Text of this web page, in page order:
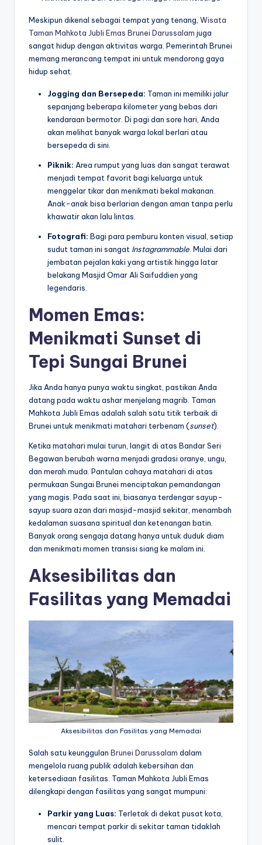
Meskipun dikenal sebagai tempat yang tenang, Wisata
Taman Mahkota Jubli Emas Brunei Darussalam juga
sangat hidup dengan aktivitas warga. Pemerintah Brunei
memang merancang tempat ini untuk mendorong gaya
hidup sehat.
Jogging dan Bersepeda: Taman ini memiliki jalur
sepanjang beberapa kilometer yang bebas dari
kendaraan bermotor. Di pagi dan sore hari, Anda
akan melihat banyak warga lokal berlari atau
bersepeda di sini.
Piknik: Area rumput yang luas dan sangat terawat
menjadi tempat favorit bagi keluarga untuk
menggelar tikar dan menikmati bekal makanan.
Anak-anak bisa berlarian dengan aman tanpa perlu
khawatir akan lalu lintas.
Fotografi: Bagi para pemburu konten visual, setiap
sudut taman ini sangat Instagrammable . Mulai dari
jembatan pejalan kaki yang artistik hingga latar
belakang Masjid Omar Ali Saifuddien yang
legendaris.
Momen Emas:
Menikmati Sunset di
Tepi Sungai Brunei
Jika Anda hanya punya waktu singkat, pastikan Anda
datang pada waktu ashar menjelang magrib. Taman
Mahkota Jubli Emas adalah salah satu titik terbaik di
Brunei untuk menikmati matahari terbenam (sunset).
Ketika matahari mulai turun, langit di atas Bandar Seri
Begawan berubah warna menjadi gradasi oranye, ungu,
dan merah muda. Pantulan cahaya matahari di atas
permukaan Sungai Brunei menciptakan pemandangan
yang magis. Pada saat ini, biasanya terdengar sayup-
sayup suara azan dari masjid-masjid sekitar, menambah
kedalaman suasana spiritual dan ketenangan batin.
Banyak orang sengaja datang hanya untuk duduk diam
dan menikmati momen transisi siang ke malam ini.
Aksesibilitas dan
Fasilitas yang Memadai
Aksesibilitas dan Fasilitas yang Memadai
Salah satu keunggulan Brunei Darussalam dalam
mengelola ruang publik adalah kebersihan dan
ketersediaan fasilitas. Taman Mahkota Jubli Emas
dilengkapi dengan fasilitas yang sangat mumpuni:
Parkir yang Luas: Terletak di dekat pusat kota,
mencari tempat parkir di sekitar taman tidaklah
sulit.